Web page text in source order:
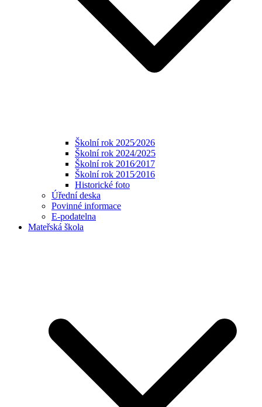
Školní rok 2025⁄2026
Školní rok 2024/2025
Školní rok 2016⁄2017
Školní rok 2015⁄2016
Historické foto
Úřední deska
Povinné informace
E-podatelna
Mateřská škola